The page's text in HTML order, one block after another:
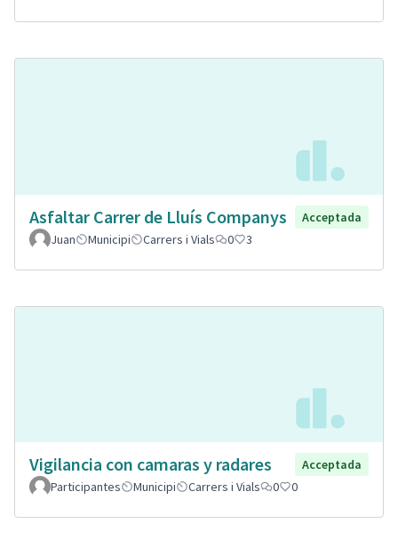
Asfaltar Carrer de Lluís Companys
Acceptada
Juan
Municipi Carrers i Vials 0 3
Vigilancia con camaras y radares
Acceptada
Participantes
Municipi Carrers i Vials 0 0